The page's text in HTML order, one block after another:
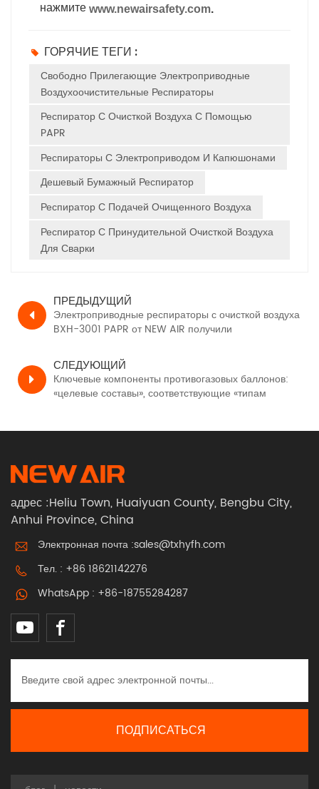
нажмите www.newairsafety.com.
ГОРЯЧИЕ ТЕГИ :
Свободно Прилегающие Электроприводные
Воздухоочистительные Респираторы
Респиратор С Очисткой Воздуха С Помощью
PAPR
Респираторы С Электроприводом И Капюшонами
Дешевый Бумажный Респиратор
Респиратор С Подачей Очищенного Воздуха
Респиратор С Принудительной Очисткой Воздуха
Для Сварки
ПРЕДЫДУЩИЙ
Электроприводные респираторы с очисткой воздуха
BXH-3001 PAPR от NEW AIR получили
EN12941
СЛЕДУЮЩИЙ
Ключевые компоненты противогазовых баллонов:
«целевые составы», соответствующие «типам
адрес :Heliu Town, Huaiyuan County, Bengbu City,
Anhui Province, China
Электронная почта :sales@txhyfh.com
Тел. : +86 18621142276
WhatsApp : +86-18755284287